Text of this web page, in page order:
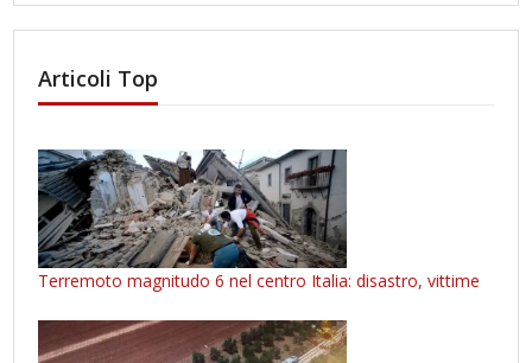
Articoli Top
Terremoto magnitudo 6 nel centro Italia: disastro, vittime